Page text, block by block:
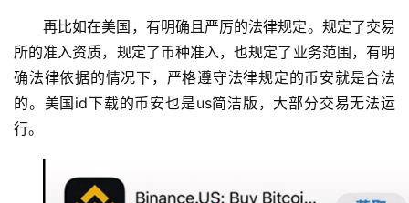
再比如在美国，有明确且严厉的法律规定。规定了交易
所的准入资质，规定了币种准入，也规定了业务范围，有明
确法律依据的情况下，严格遵守法律规定的币安就是合法
的。美国id下载的币安也是us简洁版，大部分交易无法运
行。